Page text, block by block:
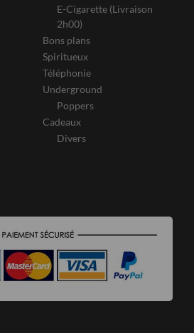
E-Cigarette (Livraison
2h00)
Bons plans
Spiritueux
Téléphonie
Underground
Poppers
Cadeaux
Divers